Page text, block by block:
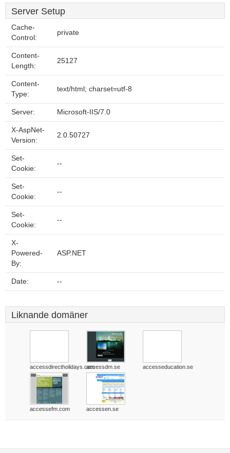
Server Setup
Cache-
Control:
private
Content-
Length:
25127
Content-
Type:
text/html; charset=utf-8
Server: Microsoft-IIS/7.0
X-AspNet-
Version:
2.0.50727
Set-
Cookie:
--
Set-
Cookie:
--
Set-
Cookie:
--
X-
Powered-
By:
ASP.NET
Date: --
Liknande domäner
accessdirectholidays.comaccessdm.se accesseducation.se
accessefm.com accessen.se